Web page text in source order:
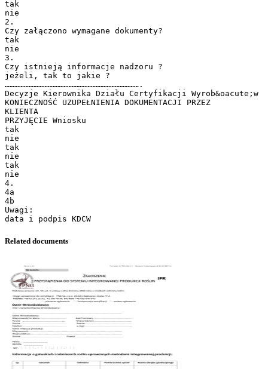
tak
nie
2.
Czy załączono wymagane dokumenty?
tak
nie
3.
Czy istnieją informacje nadzoru ?
jeżeli, tak to jakie ?
………………………………………………………………………….
Decyzje Kierownika Działu Certyfikacji Wyrob&oacute;w
KONIECZNOŚĆ UZUPEŁNIENIA DOKUMENTACJI PRZEZ
KLIENTA
PRZYJĘCIE Wniosku
tak
nie
tak
nie
tak
nie
4.
4a
4b
Uwagi:
Related documents